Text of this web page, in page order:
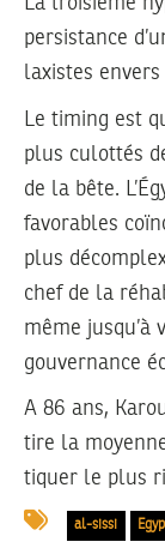
persistance
laxistes envers
Le timing est
plus culottés
de la bête.
favorables
plus
chef de la
même jusqu’à
gouvernance
A 86 ans,
tire la
tiquer le plus
al-sissi